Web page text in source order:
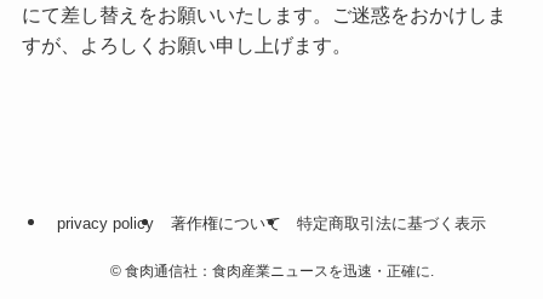
にて差し替えをお願いいたします。ご迷惑をおかけしま
すが、よろしくお願い申し上げます。
privacy policy 著作権について 特定商取引法に基づく表示
©食肉通信社：食肉産業ニュースを迅速・正確に.